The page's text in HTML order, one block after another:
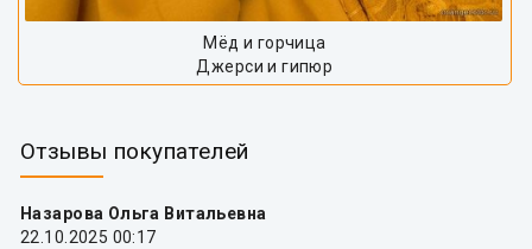
Мёд и горчица
Джерси и гипюр
Отзывы покупателей
Назарова Ольга Витальевна
22.10.2025 00:17